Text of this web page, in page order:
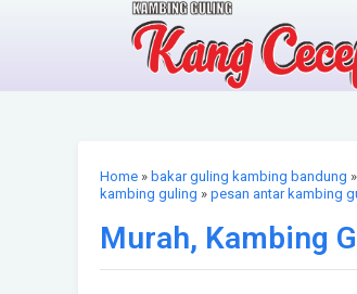
Home » bakar guling kambing bandung »
kambing guling » pesan antar kambing
Murah, Kambing